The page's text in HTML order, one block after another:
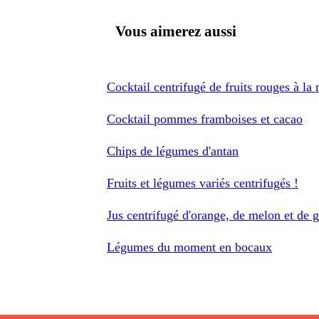
Vous aimerez aussi
Cocktail centrifugé de fruits rouges à la
Cocktail pommes framboises et cacao
Chips de légumes d'antan
Fruits et légumes variés centrifugés !
Jus centrifugé d'orange, de melon et de
Légumes du moment en bocaux